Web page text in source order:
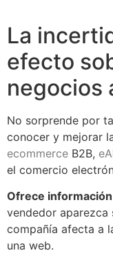
La
efecto
negocios
No sorprende por
conocer y mejorar
ecommerce B2B,
el comercio
Ofrece
vendedor
compañía afecta a
una web.